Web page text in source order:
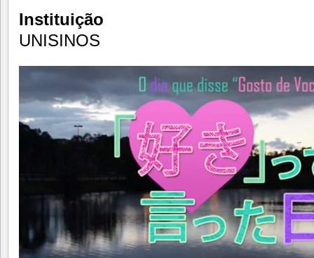
Instituição
UNISINOS